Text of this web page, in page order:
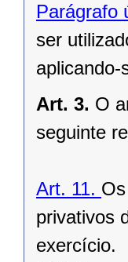
Parágrafo
ser
aplicando-
Art. 3. O
seguinte
Art. 11.
privativos
exercício.